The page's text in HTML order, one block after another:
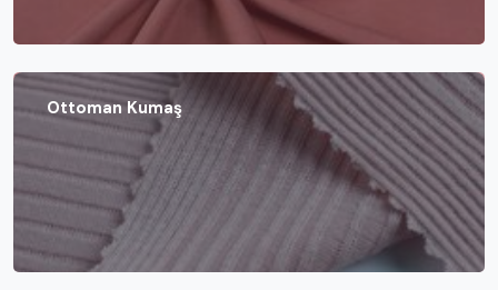
Ottoman Kumaş